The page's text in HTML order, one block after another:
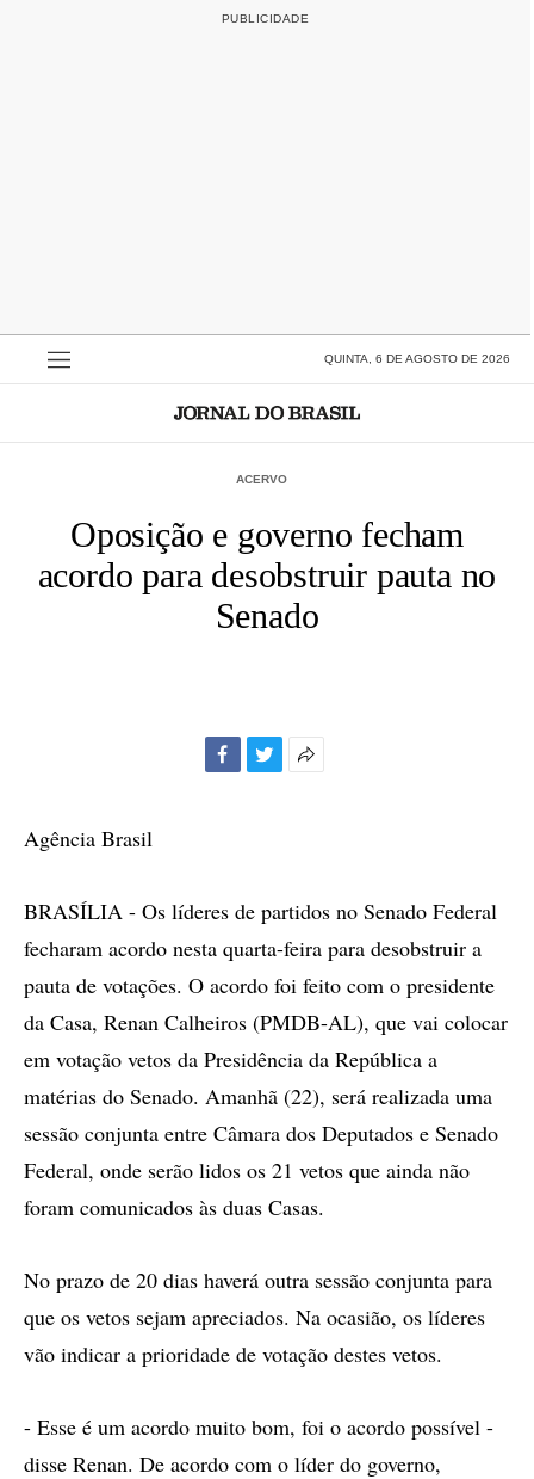
QUINTA, 6 DE AGOSTO DE 2026
ACERVO
Oposição e governo fecham
acordo para desobstruir pauta no
Senado
Agência Brasil
BRASÍLIA - Os líderes de partidos no Senado Federal
fecharam acordo nesta quarta-feira para desobstruir a
pauta de votações. O acordo foi feito com o presidente
da Casa, Renan Calheiros (PMDB-AL), que vai colocar
em votação vetos da Presidência da República a
matérias do Senado. Amanhã (22), será realizada uma
sessão conjunta entre Câmara dos Deputados e Senado
Federal, onde serão lidos os 21 vetos que ainda não
foram comunicados às duas Casas.
No prazo de 20 dias haverá outra sessão conjunta para
que os vetos sejam apreciados. Na ocasião, os líderes
vão indicar a prioridade de votação destes vetos.
- Esse é um acordo muito bom, foi o acordo possível -
disse Renan. De acordo com o líder do governo,